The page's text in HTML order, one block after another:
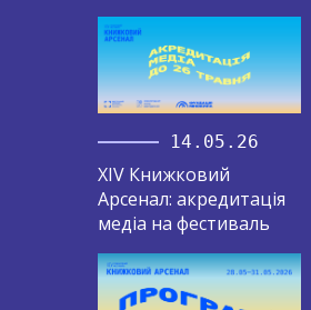
14.05.26
XIV Книжковий
Арсенал: акредитація
медіа на фестиваль